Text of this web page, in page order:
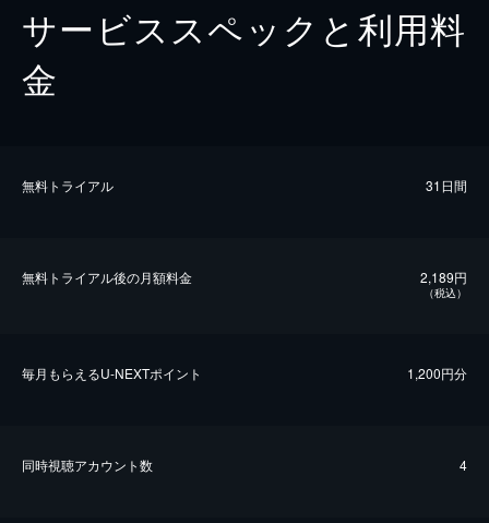
サービススペックと利用料
金
無料トライアル 31日間
無料トライアル後の⽉額料金 2,189円
（税込）
毎⽉もらえるU-NEXTポイント 1,200円分
同時視聴アカウント数 4